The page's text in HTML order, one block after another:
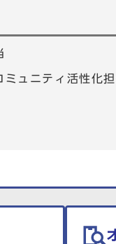
ミュニティ活性